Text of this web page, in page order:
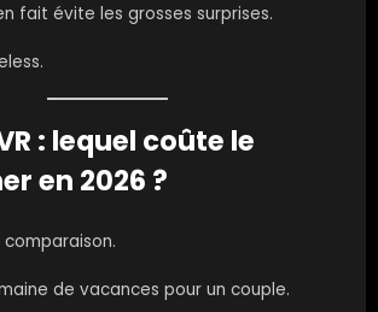
fait évite les grosses surprises.
: lequel coûte le
en 2026 ?
de vacances pour un couple.